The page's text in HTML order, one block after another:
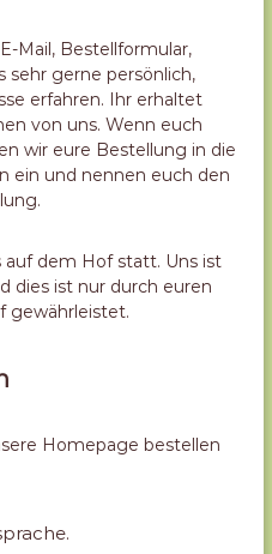
Mail, Bestellformular,
sehr gerne persönlich,
erfahren. Ihr erhaltet
von uns. Wenn euch
wir eure Bestellung in die
ein und nennen euch den
dem Hof statt. Uns ist
dies ist nur durch euren
gewährleistet.
Homepage bestellen